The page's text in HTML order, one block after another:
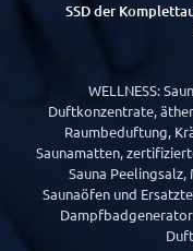
SSD der
WELLNESS:
Duftkonzentrate,
Raumbeduftung,
Saunamatten,
Sauna
Saunaöfen und